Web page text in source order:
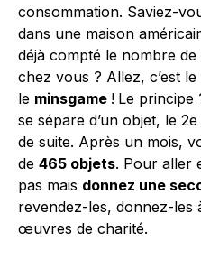
consommation. Saviez-
dans une maison
déjà compté le nombre
chez vous ? Allez, c’est
le minsgame ! Le principe
se sépare d’un objet, le
de suite. Après un mois,
de 465 objets. Pour aller
pas mais donnez une
revendez-les, donnez-les
œuvres de charité.